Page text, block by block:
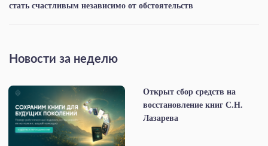
стать счастливым независимо от обстоятельств
Новости за неделю
Открыт сбор средств на
восстановление книг С.Н.
Лазарева